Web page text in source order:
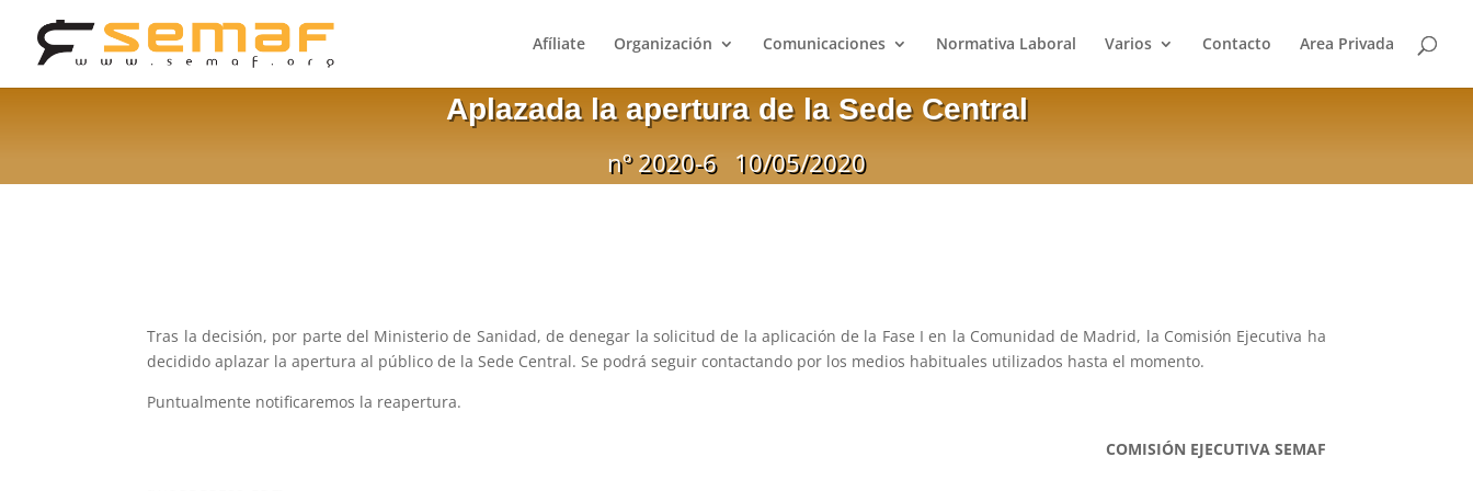
Afíliate Organización Comunicaciones Normativa Laboral Varios Contacto Area Privada
Aplazada la apertura de la Sede Central
nº 2020-6 10/05/2020
Tras la decisión, por parte del Ministerio de Sanidad, de denegar la solicitud de la aplicación de la Fase I en la Comunidad de Madrid, la Comisión Ejecutiva ha
decidido aplazar la apertura al público de la Sede Central. Se podrá seguir contactando por los medios habituales utilizados hasta el momento.
Puntualmente notificaremos la reapertura.
COMISIÓN EJECUTIVA SEMAF